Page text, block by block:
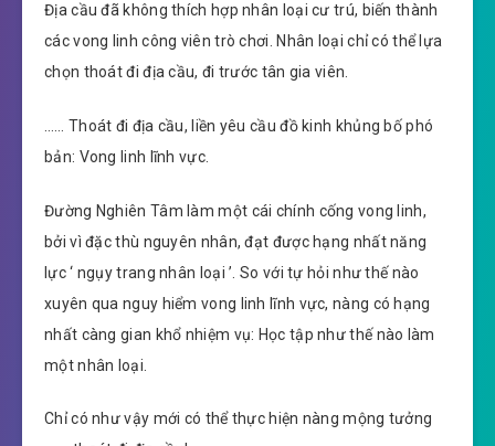
Địa cầu đã không thích hợp nhân loại cư trú, biến thành
các vong linh công viên trò chơi. Nhân loại chỉ có thể lựa
chọn thoát đi địa cầu, đi trước tân gia viên.
…… Thoát đi địa cầu, liền yêu cầu đồ kinh khủng bố phó
bản: Vong linh lĩnh vực.
Đường Nghiên Tâm làm một cái chính cống vong linh,
bởi vì đặc thù nguyên nhân, đạt được hạng nhất năng
lực ‘ ngụy trang nhân loại ’. So với tự hỏi như thế nào
xuyên qua nguy hiểm vong linh lĩnh vực, nàng có hạng
nhất càng gian khổ nhiệm vụ: Học tập như thế nào làm
một nhân loại.
Chỉ có như vậy mới có thể thực hiện nàng mộng tưởng